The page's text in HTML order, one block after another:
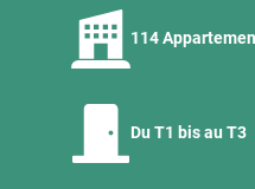
114
Du T1 bis au T3